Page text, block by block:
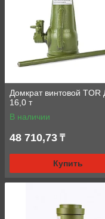
Домкрат винтовой TOR
16,0 т
В наличии
48 710,73 ₸
Купить